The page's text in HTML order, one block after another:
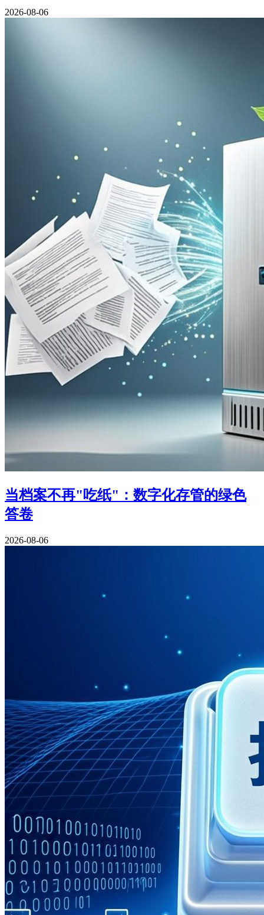
2026-08-06
当档案不再"吃纸"：数字化存管的绿色
答卷
2026-08-06